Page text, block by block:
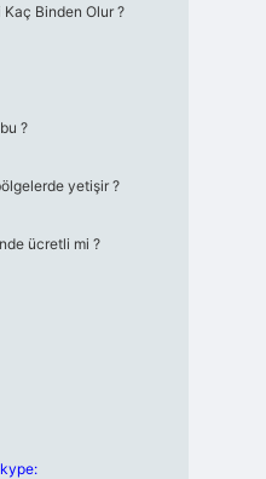
Binden Olur ?
?
yetişir ?
ücretli mi ?